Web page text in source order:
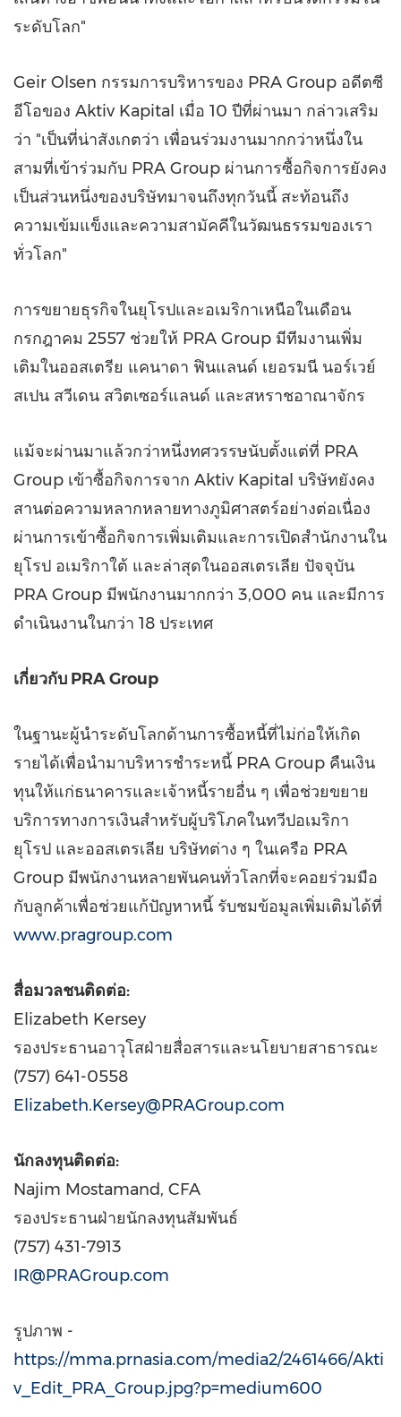
ระดับโลก"
Geir Olsen กรรมการบริหารของ PRA Group อดีตซี
อีโอของ Aktiv Kapital เมื่อ 10 ปีที่ผ่านมา กล่าวเสริม
ว่า "เป็นที่น่าสังเกตว่า เพื่อนร่วมงานมากกว่าหนึ่งใน
สามที่เข้าร่วมกับ PRA Group ผ่านการซื้อกิจการยังคง
เป็นส่วนหนึ่งของบริษัทมาจนถึงทุกวันนี้ สะท้อนถึง
ความเข้มแข็งและความสามัคคีในวัฒนธรรมของเรา
ทั่วโลก"
การขยายธุรกิจในยุโรปและอเมริกาเหนือในเดือน
กรกฎาคม 2557 ช่วยให้ PRA Group มีทีมงานเพิ่ม
เติมในออสเตรีย แคนาดา ฟินแลนด์ เยอรมนี นอร์เวย์
สเปน สวีเดน สวิตเซอร์แลนด์ และสหราชอาณาจักร
แม้จะผ่านมาแล้วกว่าหนึ่งทศวรรษนับตั้งแต่ที่ PRA
Group เข้าซื้อกิจการจาก Aktiv Kapital บริษัทยังคง
สานต่อความหลากหลายทางภูมิศาสตร์อย่างต่อเนื่อง
ผ่านการเข้าซื้อกิจการเพิ่มเติมและการเปิดสำนักงานใน
ยุโรป อเมริกาใต้ และล่าสุดในออสเตรเลีย ปัจจุบัน
PRA Group มีพนักงานมากกว่า 3,000 คน และมีการ
ดำเนินงานในกว่า 18 ประเทศ
เกี่ยวกับ PRA Group
ในฐานะผู้นำระดับโลกด้านการซื้อหนี้ที่ไม่ก่อให้เกิด
รายได้เพื่อนำมาบริหารชำระหนี้ PRA Group คืนเงิน
ทุนให้แก่ธนาคารและเจ้าหนี้รายอื่น ๆ เพื่อช่วยขยาย
บริการทางการเงินสำหรับผู้บริโภคในทวีปอเมริกา
ยุโรป และออสเตรเลีย บริษัทต่าง ๆ ในเครือ PRA
Group มีพนักงานหลายพันคนทั่วโลกที่จะคอยร่วมมือ
กับลูกค้าเพื่อช่วยแก้ปัญหาหนี้ รับชมข้อมูลเพิ่มเติมได้ที่
www.pragroup.com
สื่อมวลชนติดต่อ:
Elizabeth Kersey
รองประธานอาวุโสฝ่ายสื่อสารและนโยบายสาธารณะ
(757) 641-0558
Elizabeth.Kersey@PRAGroup.com
นักลงทุนติดต่อ:
Najim Mostamand, CFA
รองประธานฝ่ายนักลงทุนสัมพันธ์
(757) 431-7913
IR@PRAGroup.com
รูปภาพ -
https://mma.prnasia.com/media2/2461466/Akti
v_Edit_PRA_Group.jpg?p=medium600